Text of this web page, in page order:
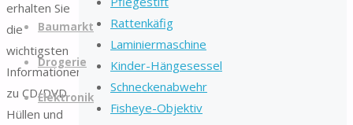
springen
Baumarkt
Drogerie
Elektronik
erhalten Sie
die
wichtigsten
Informationen
zu CD/DVD
Hüllen und
Rattenkäfig
Laminiermaschine
Kinder-Hängesessel
Schneckenabwehr
Fisheye-Objektiv